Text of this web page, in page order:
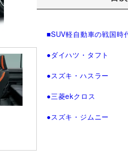
■SUV軽自動車の戦国時
●ダイハツ・タフト
●スズキ・ハスラー
●三菱ekクロス
●スズキ・ジムニー